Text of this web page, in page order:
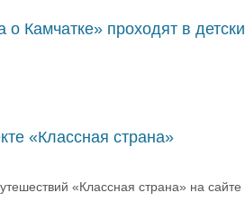
Камчатке» проходят в
«Классная страна»
«Классная страна» на